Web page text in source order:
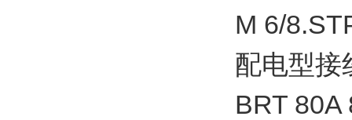
M 6/
配电型接
BRT 80A